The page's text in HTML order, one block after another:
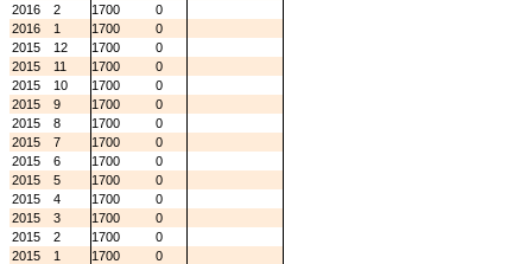
2016
2 1700
0
2016
1 1700
0
2015
12 1700
0
2015
11 1700
0
2015
10 1700
0
2015
9 1700
0
2015
8 1700
0
2015
7 1700
0
2015
6 1700
0
2015
5 1700
0
2015
4 1700
0
2015
3 1700
0
2015
2 1700
0
2015
1 1700
0